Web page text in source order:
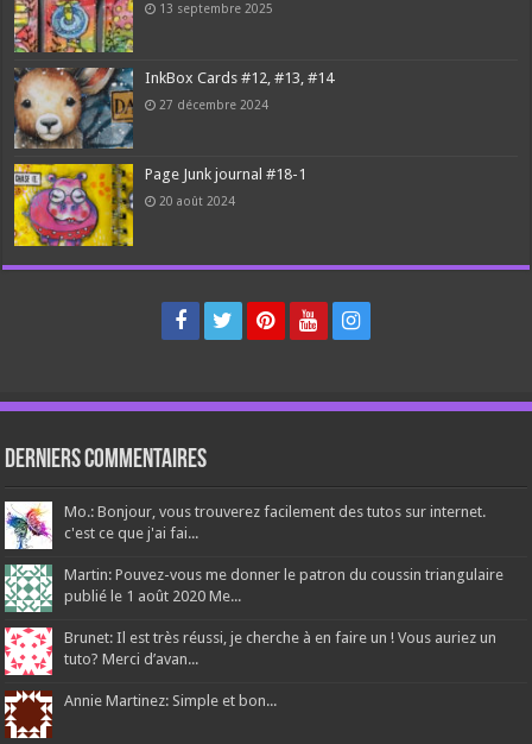
13 septembre 2025
InkBox Cards #12, #13, #14
27 décembre 2024
Page Junk journal #18-1
20 août 2024
Derniers Commentaires
Mo.: Bonjour, vous trouverez facilement des tutos sur internet.
c'est ce que j'ai fai...
Martin: Pouvez-vous me donner le patron du coussin triangulaire
publié le 1 août 2020 Me...
Brunet: Il est très réussi, je cherche à en faire un ! Vous auriez un
tuto? Merci d’avan...
Annie Martinez: Simple et bon...